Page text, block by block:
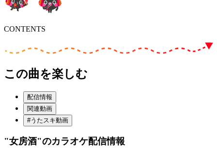
CONTENTS
この曲を楽しむ
配信情報
関連動画
#うたスキ動画
"女房酒"のカラオケ配信情報